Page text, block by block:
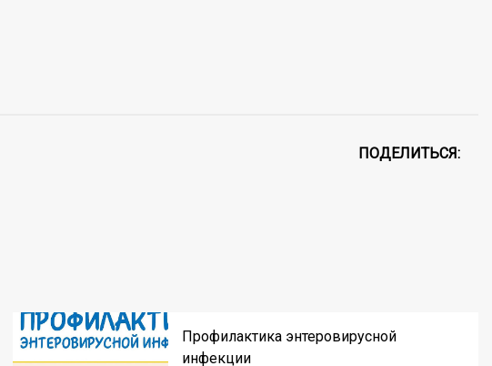
ПОДЕЛИТЬСЯ:
Профилактика энтеровирусной
инфекции